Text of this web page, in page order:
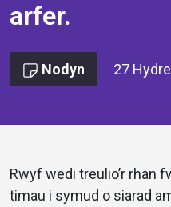
arfer.
Nodyn 27
Rwyf wedi treulio’r rhan
timau i symud o siarad